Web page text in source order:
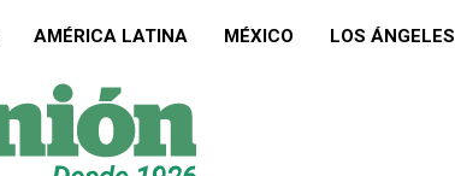
AMÉRICA LATINA MÉXICO LOS ÁNGELES